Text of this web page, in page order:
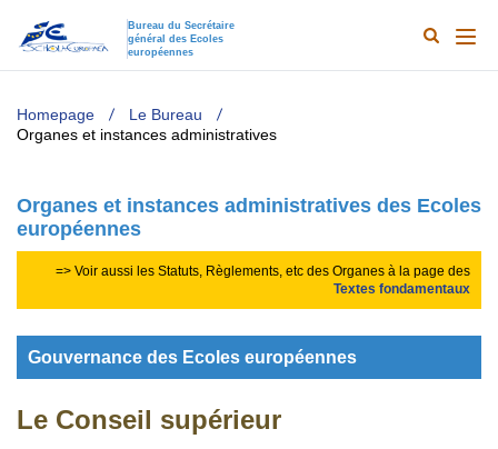
Bureau du Secrétaire
général des Ecoles
européennes
Main
TODO
Search
Homepage
Le Bureau
Organes et instances administratives
Organes et instances administratives des Ecoles
européennes
​=> Voir aussi les Statuts, Règlements, etc des Organes à la page des
Textes fo​ndamentaux
Gouvernance des Ecoles européennes
​Le Conseil supérieur